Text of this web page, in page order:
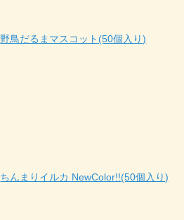
野鳥だるまマスコット(50個入り)
ちんまりイルカ NewColor!!(50個入り)